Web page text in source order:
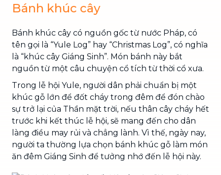
Bánh khúc cây
Bánh khúc cây có nguồn gốc từ nước Pháp, có
tên gọi là “Yule Log” hay “Christmas Log”, có nghĩa
là “khúc cây Giáng Sinh”. Món bánh này bắt
nguồn từ một câu chuyện cổ tích từ thời cổ xưa.
Trong lễ hội Yule, người dân phải chuẩn bị một
khúc gỗ lớn để đốt cháy trong đêm để đón chào
sự trở lại của Thần mặt trời, nếu thân cây cháy hết
trước khi kết thúc lễ hội, sẽ mang đến cho dân
làng điều may rủi và chẳng lành. Vì thế, ngày nay,
người ta thường lựa chọn bánh khúc gỗ làm món
ăn đêm Giáng Sinh để tưởng nhớ đến lễ hội này.